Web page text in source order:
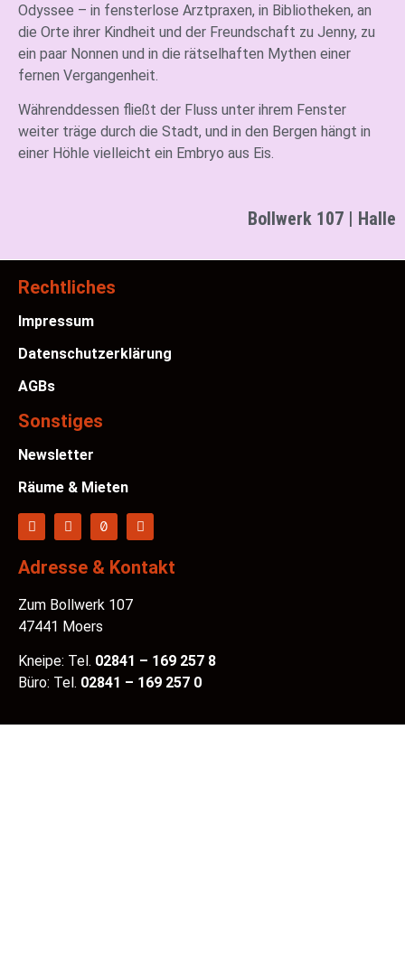
Odyssee – in fensterlose Arztpraxen, in Bibliotheken, an
die Orte ihrer Kindheit und der Freundschaft zu Jenny, zu
ein paar Nonnen und in die rätselhaften Mythen einer
fernen Vergangenheit.
Währenddessen fließt der Fluss unter ihrem Fenster
weiter träge durch die Stadt, und in den Bergen hängt in
einer Höhle vielleicht ein Embryo aus Eis.
Bollwerk 107 | Halle
Rechtliches
Impressum
Datenschutzerklärung
AGBs
Sonstiges
Newsletter
Räume & Mieten
Adresse & Kontakt
Zum Bollwerk 107
47441 Moers
Kneipe: Tel. 02841 – 169 257 8
Büro: Tel. 02841 – 169 257 0